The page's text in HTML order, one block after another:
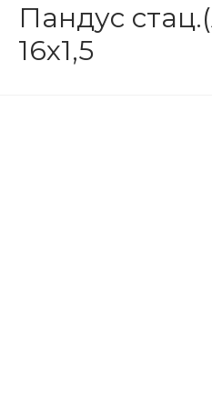
Пандус
16х1,5